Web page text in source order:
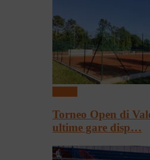
Torneo Open di
ultime gare disp…